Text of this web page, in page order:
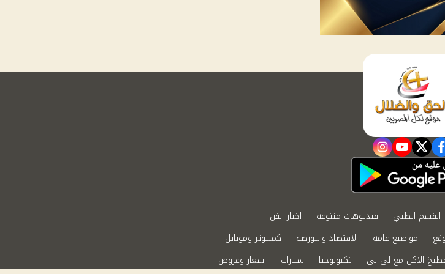
facebook
twitter
youtube
instagram
القسم الطبي فيديوهات متنوعة
اخبار الفن
مواضيع عامة الاقتصاد والبورصة
كمبيوتر وموبايل
الاكل مع لى لى تكنولوجيا سيارات اسعار وعروض